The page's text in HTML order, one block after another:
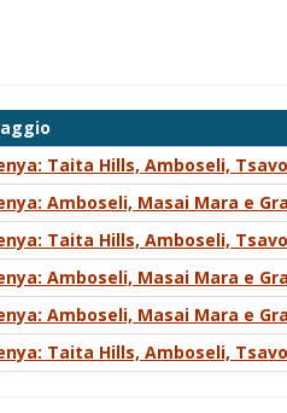
Taita Hills, Amboseli,
Amboseli, Masai Mara e
Taita Hills, Amboseli,
Amboseli, Masai Mara e
Amboseli, Masai Mara e
Taita Hills, Amboseli,